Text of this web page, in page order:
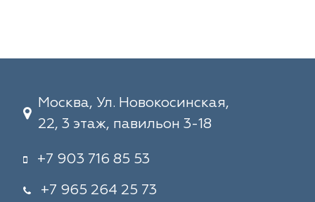
Москва, Ул. Новокосинская,
22, 3 этаж, павильон 3-18
+7 903 716 85 53
+7 965 264 25 73